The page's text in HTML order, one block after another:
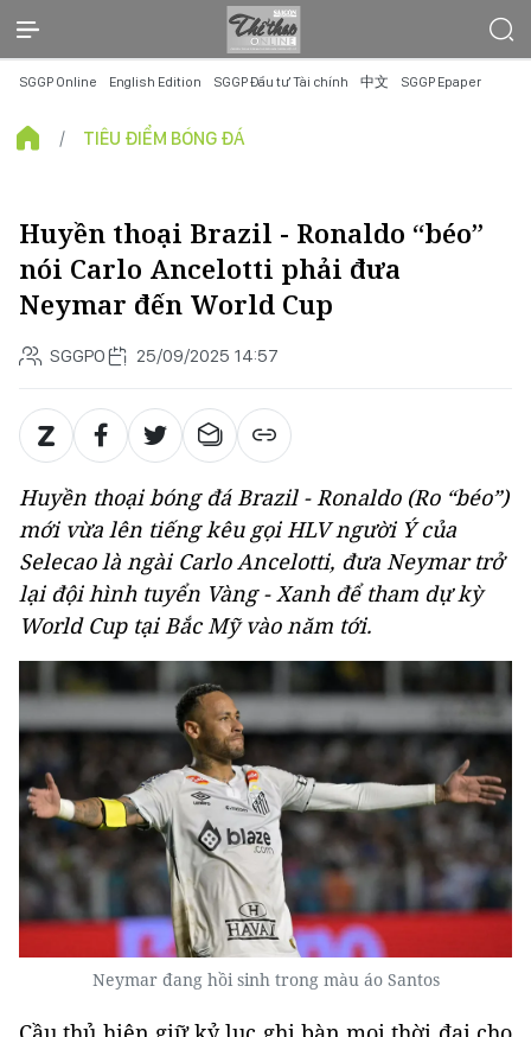
SGGP Online English Edition SGGP Đầu tư Tài chính 中文 SGGP Epaper
TIÊU ĐIỂM BÓNG ĐÁ
Huyền thoại Brazil - Ronaldo “béo”
nói Carlo Ancelotti phải đưa
Neymar đến World Cup
SGGPO 25/09/2025 14:57
Huyền thoại bóng đá Brazil - Ronaldo (Ro “béo”)
mới vừa lên tiếng kêu gọi HLV người Ý của
Selecao là ngài Carlo Ancelotti, đưa Neymar trở
lại đội hình tuyển Vàng - Xanh để tham dự kỳ
World Cup tại Bắc Mỹ vào năm tới.
Neymar đang hồi sinh trong màu áo Santos